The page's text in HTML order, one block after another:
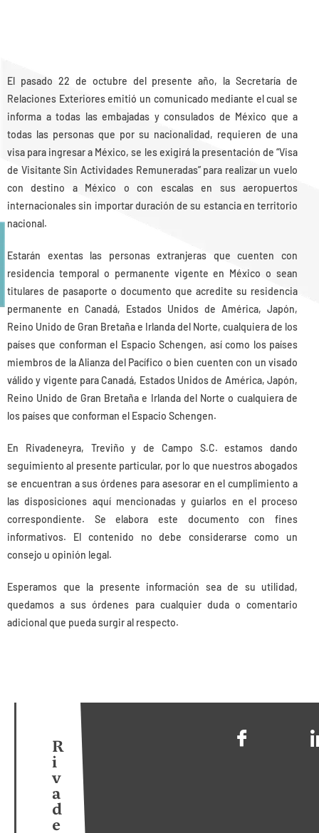
El pasado 22 de octubre del presente año, la Secretaría de
Relaciones Exteriores emitió un comunicado mediante el cual se
informa a todas las embajadas y consulados de México que a
todas las personas que por su nacionalidad, requieren de una
visa para ingresar a México, se les exigirá la presentación de “Visa
de Visitante Sin Actividades Remuneradas” para realizar un vuelo
con destino a México o con escalas en sus aeropuertos
internacionales sin importar duración de su estancia en territorio
nacional.
Estarán exentas las personas extranjeras que cuenten con
residencia temporal o permanente vigente en México o sean
titulares de pasaporte o documento que acredite su residencia
permanente en Canadá, Estados Unidos de América, Japón,
Reino Unido de Gran Bretaña e Irlanda del Norte, cualquiera de los
países que conforman el Espacio Schengen, así como los países
miembros de la Alianza del Pacífico o bien cuenten con un visado
válido y vigente para Canadá, Estados Unidos de América, Japón,
Reino Unido de Gran Bretaña e Irlanda del Norte o cualquiera de
los países que conforman el Espacio Schengen.
En Rivadeneyra, Treviño y de Campo S.C. estamos dando
seguimiento al presente particular, por lo que nuestros abogados
se encuentran a sus órdenes para asesorar en el cumplimiento a
las disposiciones aquí mencionadas y guiarlos en el proceso
correspondiente. Se elabora este documento con fines
informativos. El contenido no debe considerarse como un
consejo u opinión legal.
Esperamos que la presente información sea de su utilidad,
quedamos a sus órdenes para cualquier duda o comentario
adicional que pueda surgir al respecto.
R
i
v
a
d
e